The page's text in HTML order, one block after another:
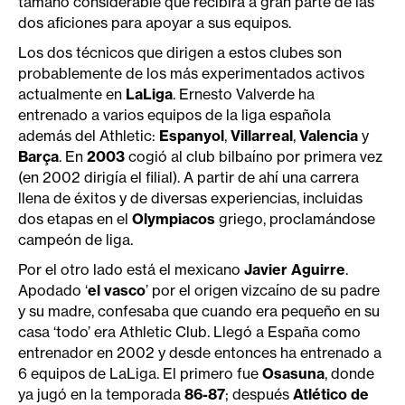
dos aficiones para apoyar a sus equipos.
Los dos técnicos que dirigen a estos clubes son
probablemente de los más experimentados activos
actualmente en LaLiga. Ernesto Valverde ha
entrenado a varios equipos de la liga española
además del Athletic: Espanyol, Villarreal, Valencia y
Barça. En 2003 cogió al club bilbaíno por primera vez
(en 2002 dirigía el filial). A partir de ahí una carrera
llena de éxitos y de diversas experiencias, incluidas
dos etapas en el Olympiacos griego, proclamándose
campeón de liga.
Por el otro lado está el mexicano Javier Aguirre.
Apodado ‘el vasco’ por el origen vizcaíno de su padre
y su madre, confesaba que cuando era pequeño en su
casa ‘todo’ era Athletic Club. Llegó a España como
entrenador en 2002 y desde entonces ha entrenado a
6 equipos de LaLiga. El primero fue Osasuna, donde
ya jugó en la temporada 86-87; después Atlético de